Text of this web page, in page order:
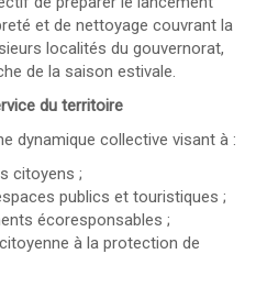
et de nettoyage couvrant la
localités du gouvernorat,
de la saison estivale.
du territoire
dynamique collective visant à :
citoyens ;
publics et touristiques ;
écoresponsables ;
à la protection de